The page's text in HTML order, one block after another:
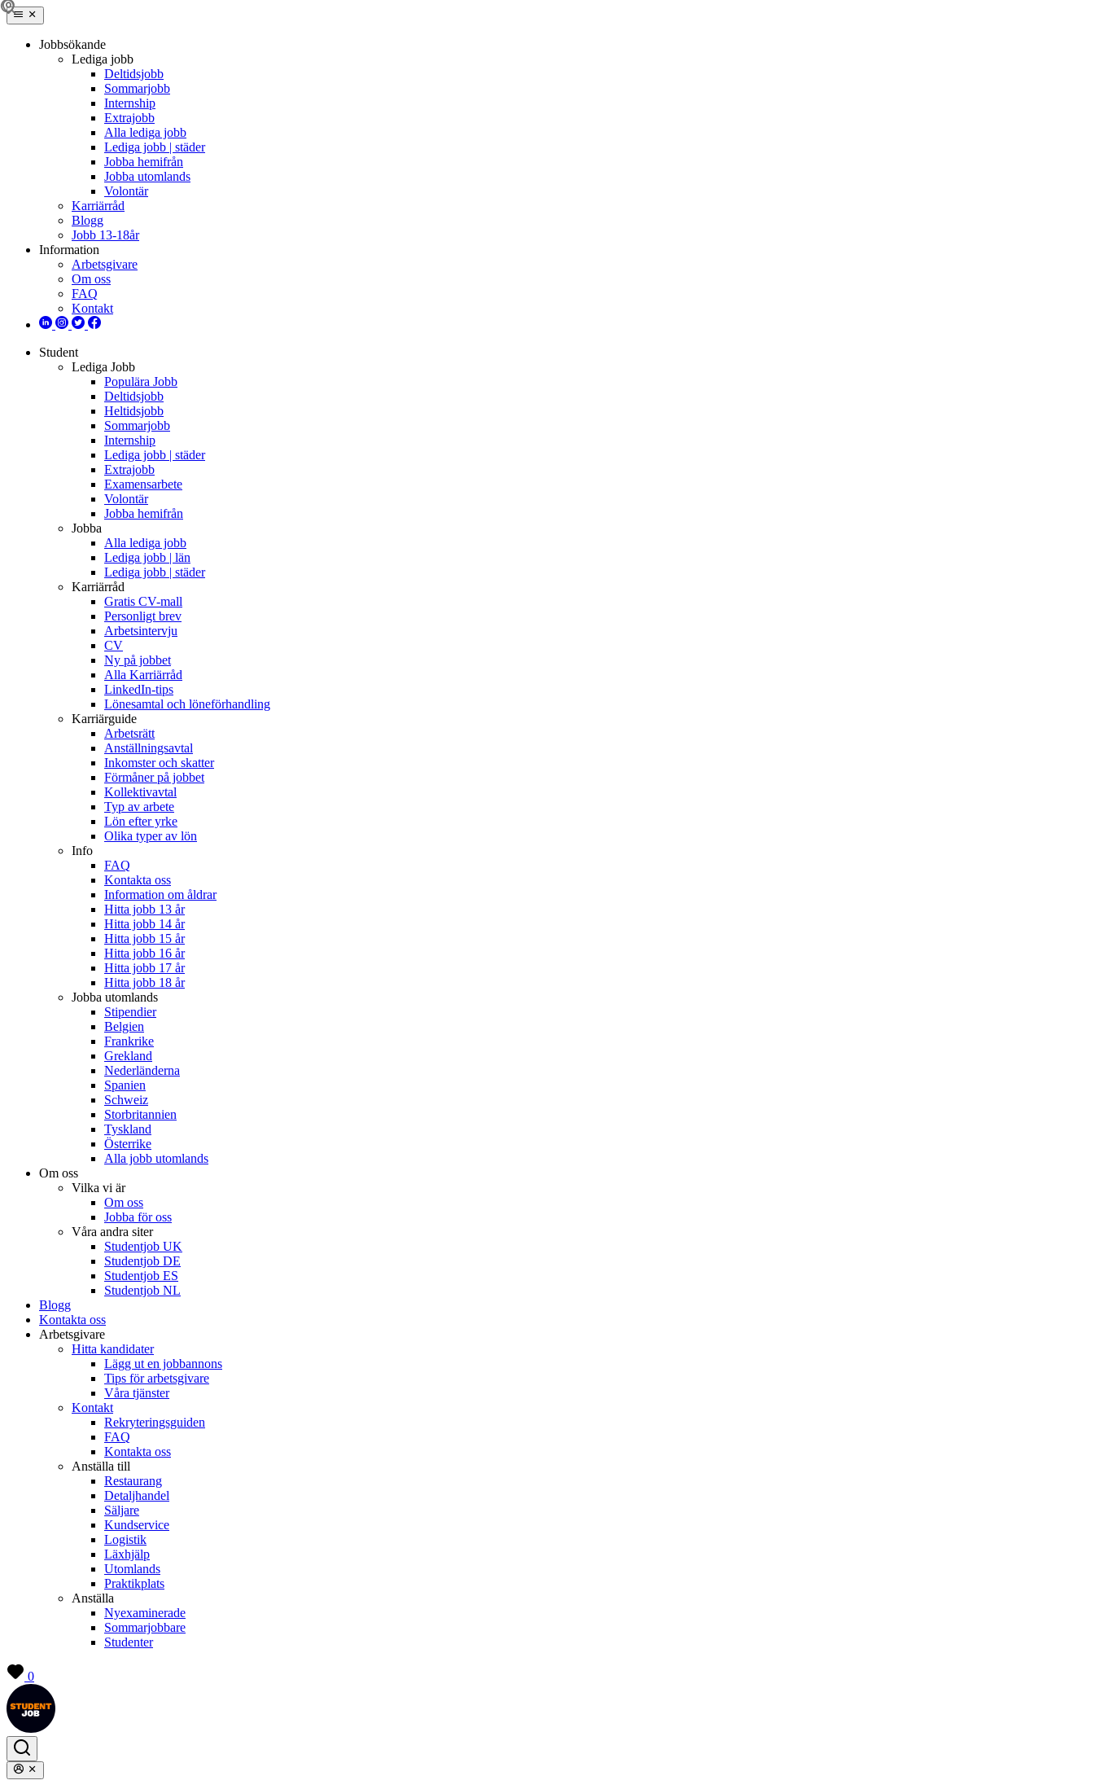
Jobbsökande
Lediga jobb
Deltidsjobb
Sommarjobb
Internship
Extrajobb
Alla lediga jobb
Lediga jobb | städer
Jobba hemifrån
Jobba utomlands
Volontär
Karriärråd
Blogg
Jobb 13-18år
Information
Arbetsgivare
Om oss
FAQ
Kontakt
Student
Lediga Jobb
Populära Jobb
Deltidsjobb
Heltidsjobb
Sommarjobb
Internship
Lediga jobb | städer
Extrajobb
Examensarbete
Volontär
Jobba hemifrån
Jobba
Alla lediga jobb
Lediga jobb | län
Lediga jobb | städer
Karriärråd
Gratis CV-mall
Personligt brev
Arbetsintervju
CV
Ny på jobbet
Alla Karriärråd
LinkedIn-tips
Lönesamtal och löneförhandling
Karriärguide
Arbetsrätt
Anställningsavtal
Inkomster och skatter
Förmåner på jobbet
Kollektivavtal
Typ av arbete
Lön efter yrke
Olika typer av lön
Info
FAQ
Kontakta oss
Information om åldrar
Hitta jobb 13 år
Hitta jobb 14 år
Hitta jobb 15 år
Hitta jobb 16 år
Hitta jobb 17 år
Hitta jobb 18 år
Jobba utomlands
Stipendier
Belgien
Frankrike
Grekland
Nederländerna
Spanien
Schweiz
Storbritannien
Tyskland
Österrike
Alla jobb utomlands
Om oss
Vilka vi är
Om oss
Jobba för oss
Våra andra siter
Studentjob UK
Studentjob DE
Studentjob ES
Studentjob NL
Blogg
Kontakta oss
Arbetsgivare
Hitta kandidater
Lägg ut en jobbannons
Tips för arbetsgivare
Våra tjänster
Kontakt
Rekryteringsguiden
FAQ
Kontakta oss
Anställa till
Restaurang
Detaljhandel
Säljare
Kundservice
Logistik
Läxhjälp
Utomlands
Praktikplats
Anställa
Nyexaminerade
Sommarjobbare
Studenter
0